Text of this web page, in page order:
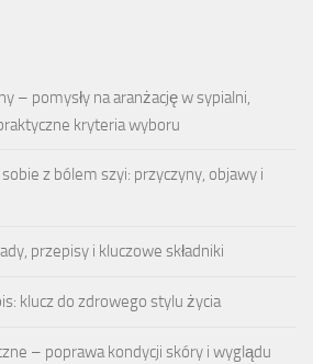
– pomysły na aranżację w sypialni,
kryteria wyboru
z bólem szyi: przyczyny, objawy i
przepisy i kluczowe składniki
klucz do zdrowego stylu życia
– poprawa kondycji skóry i wyglądu